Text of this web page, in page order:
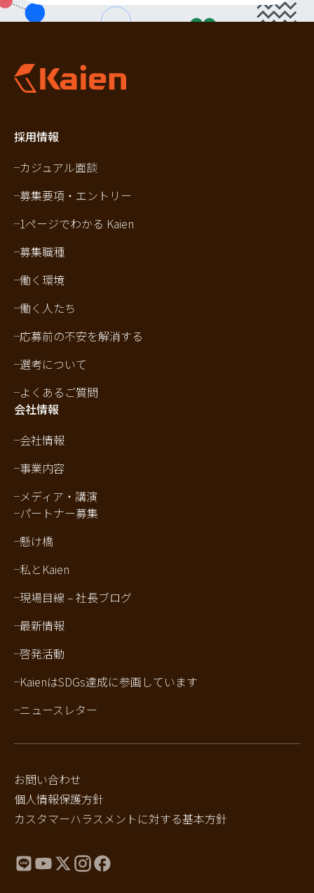
採用情報
カジュアル面談
募集要項・エントリー
1ページでわかる Kaien
募集職種
働く環境
働く人たち
応募前の不安を解消する
選考について
よくあるご質問
会社情報
会社情報
事業内容
メディア・講演
パートナー募集
懸け橋
私とKaien
現場目線 – 社長ブログ
最新情報
啓発活動
KaienはSDGs達成に参画しています
ニュースレター
お問い合わせ
個人情報保護方針
カスタマーハラスメントに対する基本方針